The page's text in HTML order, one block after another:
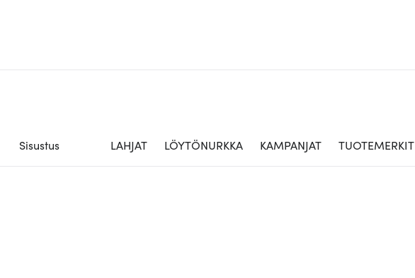
Sisustus LAHJAT LÖYTÖNURKKA KAMPANJAT TUOTEMERKIT